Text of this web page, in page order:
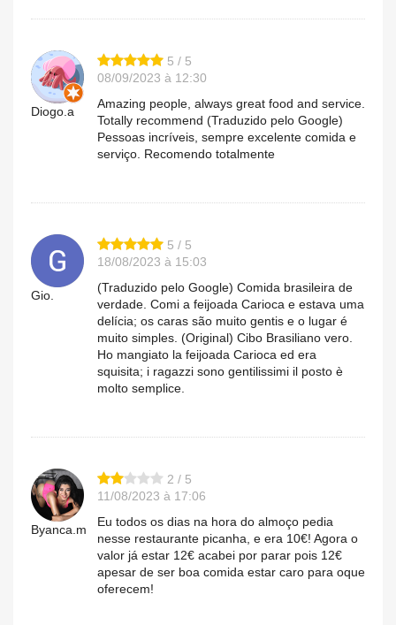
Diogo.a
5 / 5
08/09/2023 à 12:30
Amazing people, always great food and service.
Totally recommend (Traduzido pelo Google)
Pessoas incríveis, sempre excelente comida e
serviço. Recomendo totalmente
Gio.
5 / 5
18/08/2023 à 15:03
(Traduzido pelo Google) Comida brasileira de
verdade. Comi a feijoada Carioca e estava uma
delícia; os caras são muito gentis e o lugar é
muito simples. (Original) Cibo Brasiliano vero.
Ho mangiato la feijoada Carioca ed era
squisita; i ragazzi sono gentilissimi il posto è
molto semplice.
Byanca.m
2 / 5
11/08/2023 à 17:06
Eu todos os dias na hora do almoço pedia
nesse restaurante picanha, e era 10€! Agora o
valor já estar 12€ acabei por parar pois 12€
apesar de ser boa comida estar caro para oque
oferecem!